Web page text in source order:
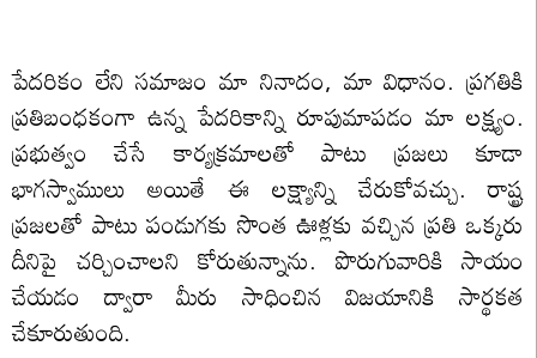
పేదరికం లేని సమాజం మా నినాదం, మా విధానం. ప్రగతికి
ప్రతిబంధకంగా ఉన్న పేదరికాన్ని రూపుమాపడం మా లక్ష్యం.
ప్రభుత్వం చేసే కార్యక్రమాలతో పాటు ప్రజలు కూడా
భాగస్వాములు అయితే ఈ లక్ష్యాన్ని చేరుకోవచ్చు. రాష్ట్ర
ప్రజలతో పాటు పండుగకు సొంత ఊళ్లకు వచ్చిన ప్రతి ఒక్కరు
దీనిపై చర్చించాలని కోరుతున్నాను. పొరుగువారికి సాయం
చేయడం ద్వారా మీరు సాధించిన విజయానికి సార్థకత
చేకూరుతుంది.